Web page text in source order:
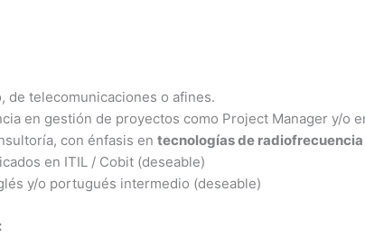
de telecomunicaciones o afines.
en gestión de proyectos como Project Manager y/o
con énfasis en tecnologías de
en ITIL / Cobit (deseable)
y/o portugués intermedio (deseable)